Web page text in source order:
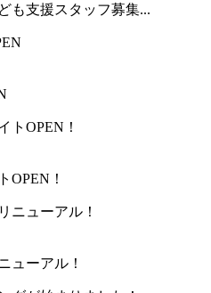
も支援スタッフ募集...
OPEN！
ューアル！